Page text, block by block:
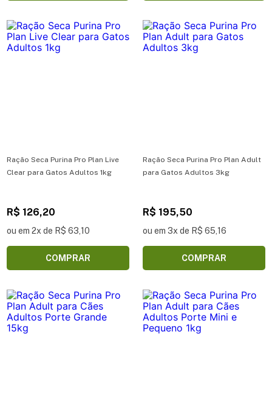
Ração Seca Purina Pro Plan Live
Clear para Gatos Adultos 1kg
R$ 126,20
ou em 2x de R$ 63,10
COMPRAR
Ração Seca Purina Pro Plan Adult
para Gatos Adultos 3kg
R$ 195,50
ou em 3x de R$ 65,16
COMPRAR